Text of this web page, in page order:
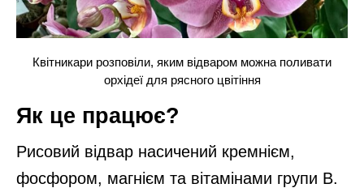
Квітникари розповіли, яким відваром можна поливати
орхідеї для рясного цвітіння
Як це працює?
Рисовий відвар насичений кремнієм,
фосфором, магнієм та вітамінами групи B.